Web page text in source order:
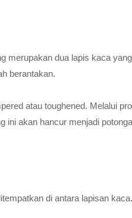
merupakan dua lapis kaca
berantakan.
atau toughened. Melalui
ini akan hancur menjadi
di antara lapisan